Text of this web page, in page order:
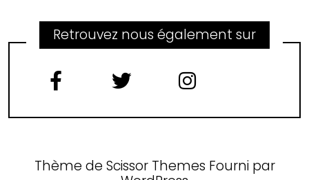
Retrouvez nous également sur
Thème de Scissor Themes Fourni par